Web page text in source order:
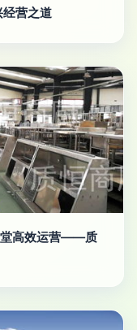
营之道
堂高效运营——质